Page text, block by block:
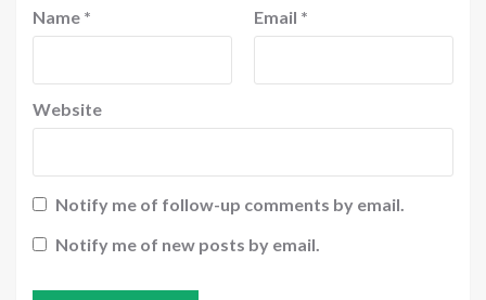
Name * Email *
Website
Notify me of follow-up comments by email.
Notify me of new posts by email.